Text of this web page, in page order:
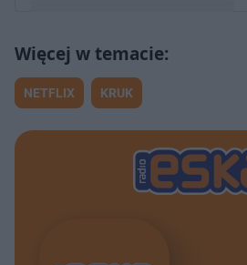
Post udostępniony przez Hubert
NETFLIX
KRUK